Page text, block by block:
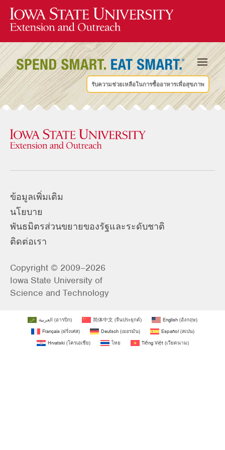
รับความช่วยเหลือในการซื้ออาหารเพื่อสุขภาพ
ข้อมูลเพิ่มเติม
นโยบาย
พันธมิตรส่วนขยายของรัฐและระดับชาติ
ติดต่อเรา
Copyright © 2009–2026
Iowa State University of
Science and Technology
العربية (อารบิก) 简体中文 (จีนประยุกต์) English (อังกฤษ)
Français(ฝรั่งเศส) Deutsch(เยอรมัน) Español(สเปน)
Hrvatski(โครเอเชีย) ไทย Tiếng Việt(เวียดนาม)